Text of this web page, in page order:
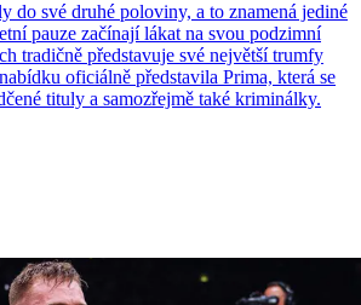
do své druhé poloviny, a to znamená jediné
pauze začínají lákat na svou podzimní
tradičně představuje své největší trumfy
oficiálně představila Prima, která se
tituly a samozřejmě také kriminálky.